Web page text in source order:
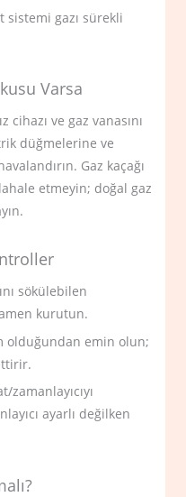
sistemi gazı sürekli
Varsa
cihazı ve gaz vanasını
düğmelerine ve
Gaz kaçağı
etmeyin; doğal gaz
sökülebilen
kurutun.
olduğundan emin olun;
zamanlayıcıyı
ayarlı değilken